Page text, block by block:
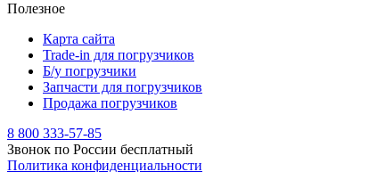
Полезное
Карта сайта
Trade-in для погрузчиков
Б/у погрузчики
Запчасти для погрузчиков
Продажа погрузчиков
8 800 333-57-85
Звонок по России бесплатный
Политика конфиденциальности